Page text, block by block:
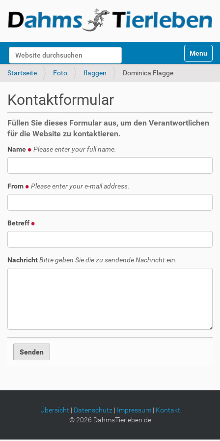
Website durchsuchen
k
Toggle
Startseite Foto flaggen Dominica Flagge
Kontaktformular
Füllen Sie dieses Formular aus, um den Verantwortlichen
für die Website zu kontaktieren.
Name Please enter your full name.
From Please enter your e-mail address.
Betreff
NachrichtBitte geben Sie die zu sendende Nachricht ein.
Übersicht | Datenschutz| Impressum| Kontakt
©2026 DahmsTierleben.de